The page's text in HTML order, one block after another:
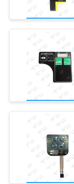
TENTANG
KAMI
PABRIK
KONTROL
KUALITAS
HUBUNGI
KAMI